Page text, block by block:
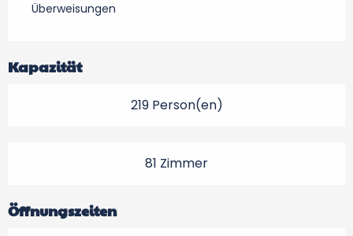
Überweisungen
Kapazität
219 Person(en)
81 Zimmer
Öffnungszeiten